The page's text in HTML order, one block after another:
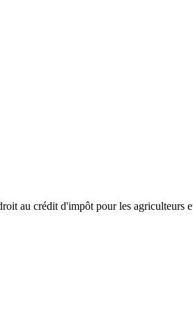
au crédit d'impôt pour les